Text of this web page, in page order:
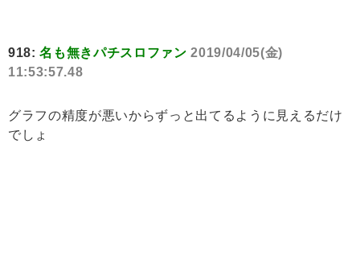
918:名も無きパチスロファン 2019/04/05(金)
11:53:57.48
グラフの精度が悪いからずっと出てるように見えるだけ
でしょ